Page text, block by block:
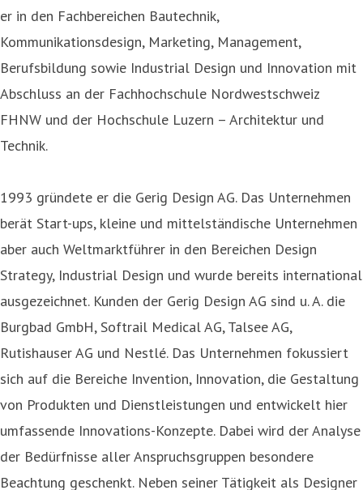
er in den Fachbereichen Bautechnik,
Kommunikationsdesign, Marketing, Management,
Berufsbildung sowie Industrial Design und Innovation mit
Abschluss an der Fachhochschule Nordwestschweiz
FHNW und der Hochschule Luzern – Architektur und
Technik.
1993 gründete er die Gerig Design AG. Das Unternehmen
berät Start-ups, kleine und mittelständische Unternehmen
aber auch Weltmarktführer in den Bereichen Design
Strategy, Industrial Design und wurde bereits international
ausgezeichnet. Kunden der Gerig Design AG sind u. A. die
Burgbad GmbH, Softrail Medical AG, Talsee AG,
Rutishauser AG und Nestlé. Das Unternehmen fokussiert
sich auf die Bereiche Invention, Innovation, die Gestaltung
von Produkten und Dienstleistungen und entwickelt hier
umfassende Innovations-Konzepte. Dabei wird der Analyse
der Bedürfnisse aller Anspruchsgruppen besondere
Beachtung geschenkt. Neben seiner Tätigkeit als Designer